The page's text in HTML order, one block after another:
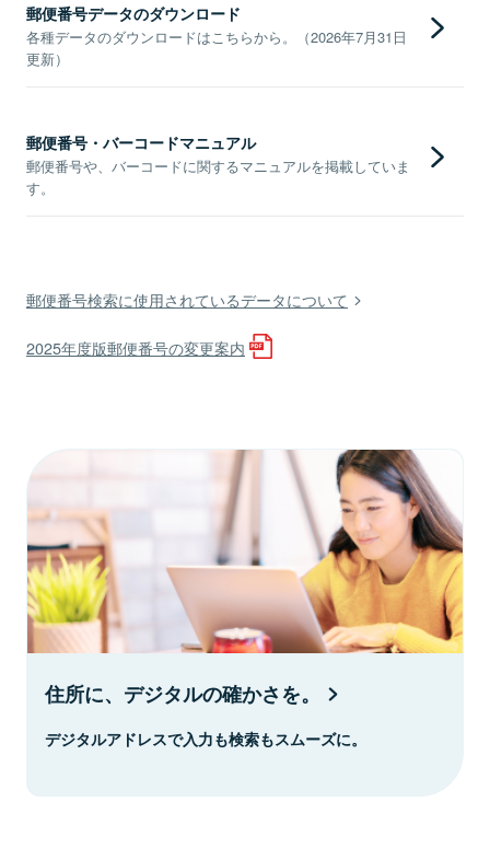
郵便番号データのダウンロード
各種データのダウンロードはこちらから。（2026年7月31日
更新）
郵便番号・バーコードマニュアル
郵便番号や、バーコードに関するマニュアルを掲載していま
す。
郵便番号検索に使用されているデータについて
2025年度版郵便番号の変更案内
住所に、デジタルの確かさを。
デジタルアドレスで入力も検索もスムーズに。